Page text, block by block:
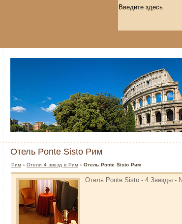
Отель Ponte Sisto Рим
Рим ›Отели 4 звезд в Рим › Отель Ponte Sisto Рим
Отель Ponte Sisto - 4 Звезды -